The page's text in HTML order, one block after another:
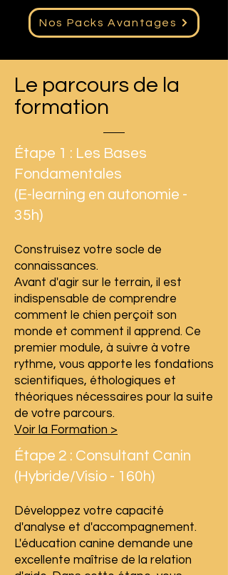
Nos Packs Avantages
Le parcours de la
formation
Étape 1 : Les Bases
Fondamentales
(E-learning en autonomie -
35h)
Construisez votre socle de
connaissances.
Avant d'agir sur le terrain, il est
indispensable de comprendre
comment le chien perçoit son
monde et comment il apprend. Ce
premier module, à suivre à votre
rythme, vous apporte les fondations
scientifiques, éthologiques et
théoriques nécessaires pour la suite
de votre parcours.
Voir la Formation >
Étape 2 : Consultant Canin
(Hybride/Visio - 160h)
Développez votre capacité
d'analyse et d'accompagnement.
L'éducation canine demande une
excellente maîtrise de la relation